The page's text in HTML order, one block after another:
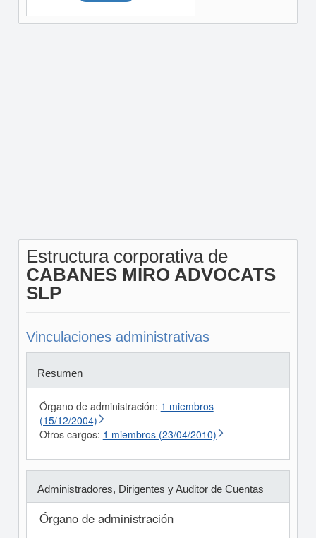
Estructura corporativa de
CABANES MIRO ADVOCATS
SLP
Vinculaciones administrativas
Resumen
Órgano de administración: 1 miembros
(15/12/2004)
Otros cargos: 1 miembros (23/04/2010)
Administradores, Dirigentes y Auditor de Cuentas
Órgano de administración